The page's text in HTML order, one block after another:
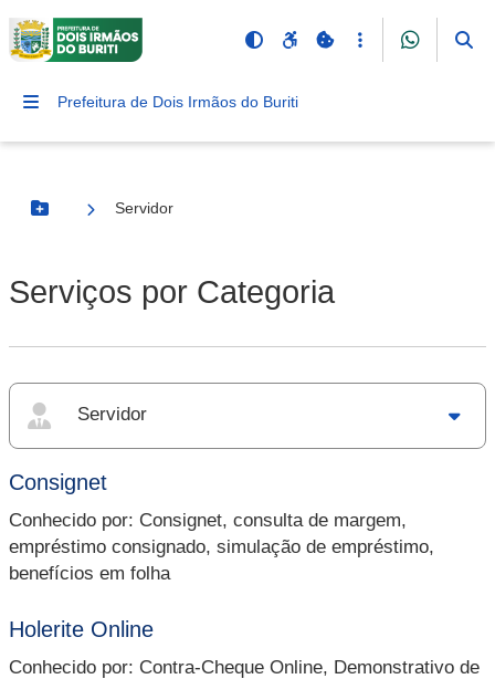
Prefeitura de Dois Irmãos do Buriti
Botão Menu
Servidor
Serviços por Categoria
Servidor
Consignet
Conhecido por: Consignet, consulta de margem,
empréstimo consignado, simulação de empréstimo,
benefícios em folha
Holerite Online
Conhecido por: Contra-Cheque Online, Demonstrativo de